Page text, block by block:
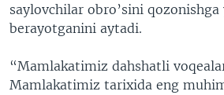
saylovchilar obro’sini
berayotganini aytadi.
“Mamlakatimiz dahshatli
Mamlakatimiz tarixida eng